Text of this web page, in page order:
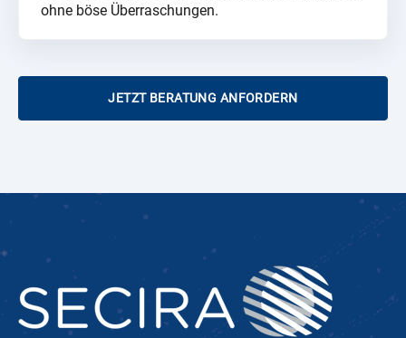
ohne böse Überraschungen.
JETZT BERATUNG ANFORDERN